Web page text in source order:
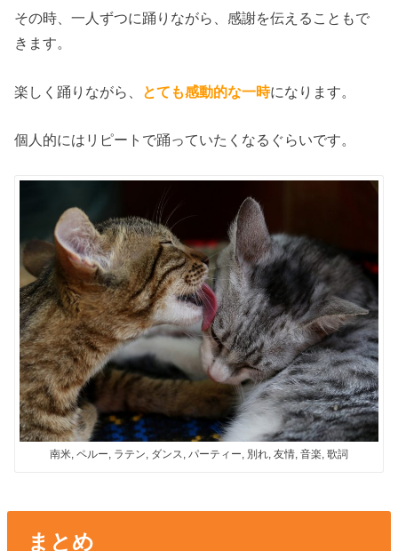
その時、一人ずつに踊りながら、感謝を伝えることもで
きます。
楽しく踊りながら、 とても感動的な一時になります。
個人的にはリピートで踊っていたくなるぐらいです。
南米, ペルー, ラテン, ダンス, パーティー, 別れ, 友情, 音楽, 歌詞
まとめ